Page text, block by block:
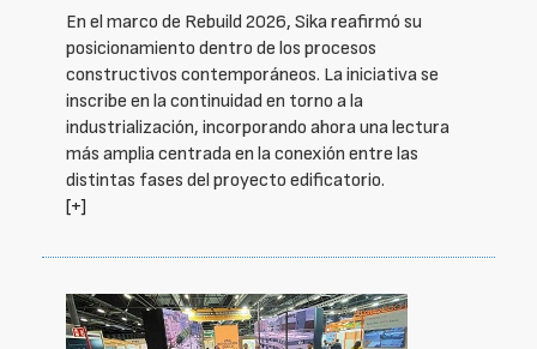
En el marco de Rebuild 2026, Sika reafirmó su
posicionamiento dentro de los procesos
constructivos contemporáneos. La iniciativa se
inscribe en la continuidad en torno a la
industrialización, incorporando ahora una lectura
más amplia centrada en la conexión entre las
distintas fases del proyecto edificatorio.
[+]